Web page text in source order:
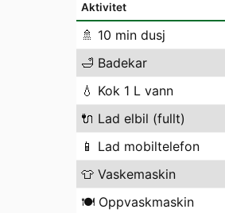
Aktivitet
🚿 10 min dusj
🛁 Badekar
💧 Kok 1 L vann
🔌 Lad elbil (fullt)
📱 Lad mobiltelefon
👕 Vaskemaskin
🍽️ Oppvaskmaskin